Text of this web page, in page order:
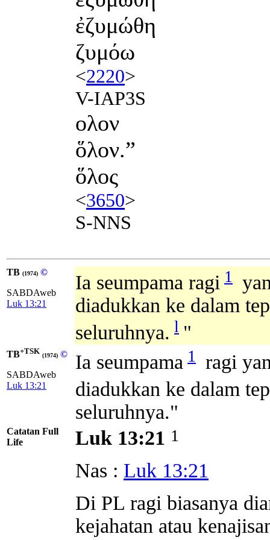
ἐζυμώθη
ζυμόω
<2220>
V-IAP3S
ολον
ὅλον.”
ὅλος
<3650>
S-NNS
TB (1974) ©
SABDAweb
Luk 13:21
Ia seumpama ragi 1
diadukkan ke dalam
seluruhnya. l "
TB+TSK (1974) ©
SABDAweb
Luk 13:21
Ia seumpama 1
ragi
diadukkan ke dalam
seluruhnya."
Catatan Full
Life
Luk 13:21 1
Nas : Luk 13:21
Di PL ragi biasanya
kejahatan atau